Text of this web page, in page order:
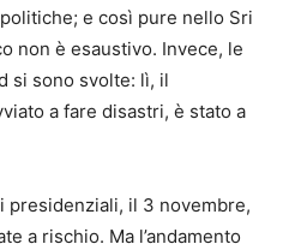
e così pure nello Sri
non è esaustivo. Invece, le
si sono svolte: lì, il
a fare disastri, è stato a
presidenziali, il 3 novembre,
a rischio. Ma l’andamento